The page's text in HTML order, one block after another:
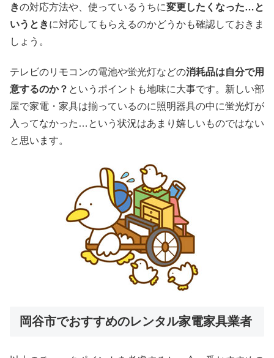
きの対応方法や、使っているうちに変更したくなった…と
いうときに対応してもらえるのかどうかも確認しておきま
しょう。
テレビのリモコンの電池や蛍光灯などの消耗品は自分で用
意するのか？ というポイントも地味に大事です。新しい部
屋で家電・家具は揃っているのに照明器具の中に蛍光灯が
入ってなかった…という状況はあまり嬉しいものではない
と思います。
岡谷市でおすすめのレンタル家電家具業者